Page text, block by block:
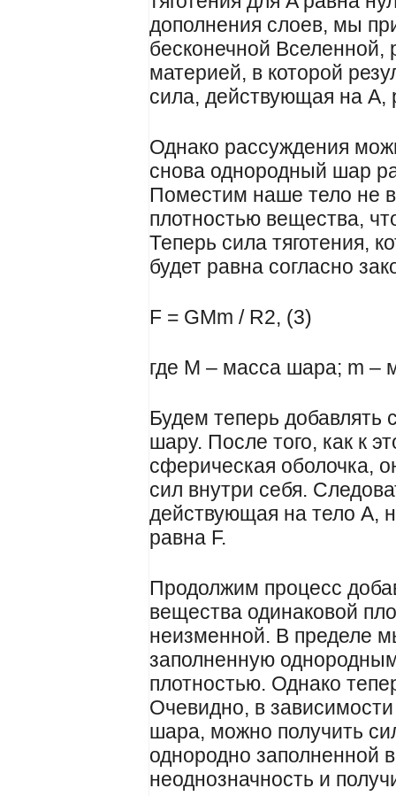
дополнения слоев, мы
бесконечной
материей, в которой
сила, действующая на A,
Однако рассуждения
снова однородный шар
Поместим наше тело не
плотностью вещества,
Теперь сила тяготения,
будет равна согласно
F = GMm / R2, (3)
где M – масса шара; m –
Будем теперь добавлять
шару. После того, как к
сферическая оболочка,
сил внутри себя.
действующая на тело A,
равна F.
Продолжим процесс
вещества одинаковой
неизменной. В пределе
заполненную
плотностью. Однако
Очевидно, в
шара, можно получить
однородно заполненной
неоднозначность и